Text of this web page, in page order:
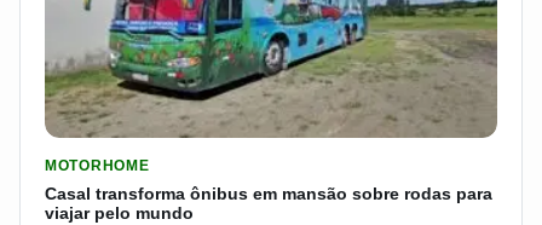
MOTORHOME
Casal transforma ônibus em mansão sobre rodas para
viajar pelo mundo